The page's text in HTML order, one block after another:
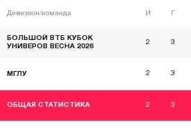
Дивизион/команда И
БОЛЬШОЙ ВТБ КУБОК
УНИВЕРОВ ВЕСНА 2026
2 3
МГЛУ 2 3
ОБЩАЯ СТАТИСТИКА 2 3